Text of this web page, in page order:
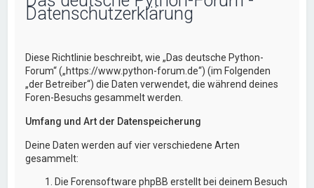
Datenschutzerklärung
Diese Richtlinie beschreibt, wie „Das deutsche Python-
Forum“ („https://www.python-forum.de“) (im Folgenden
„der Betreiber“) die Daten verwendet, die während deines
Foren-Besuchs gesammelt werden.
Umfang und Art der Datenspeicherung
Deine Daten werden auf vier verschiedene Arten
gesammelt:
Die Forensoftware phpBB erstellt bei deinem Besuch